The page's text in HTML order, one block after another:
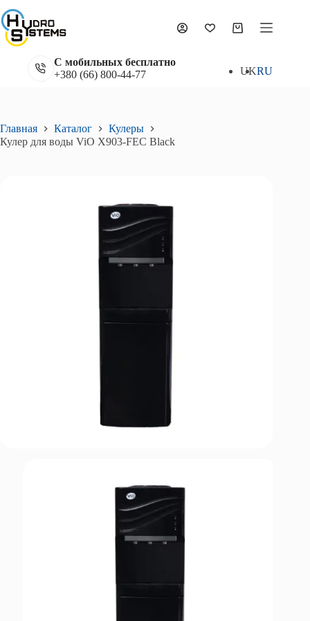
к
сути
6 990₴
В корзинуКорзина
С мобильных бесплатно
+380 (66) 800-44-77
UKRU
Главная Каталог
Кулеры
Кулер для воды ViO X903-FEC Black